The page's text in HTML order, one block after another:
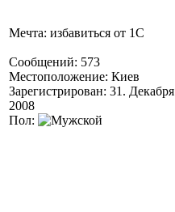
Мечта: избавиться от 1С
Сообщений: 573
Местоположение: Киев
Зарегистрирован: 31. Декабря
2008
Пол: